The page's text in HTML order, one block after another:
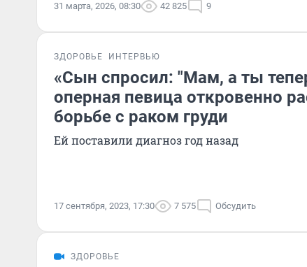
31 марта, 2026, 08:30 42 825 9
ЗДОРОВЬЕ ИНТЕРВЬЮ
«Сын спросил: "Мам, а ты
оперная певица откровенно
борьбе с раком груди
Ей поставили диагноз год назад
17 сентября, 2023, 17:30 7 575 Обсудить
ЗДОРОВЬЕ